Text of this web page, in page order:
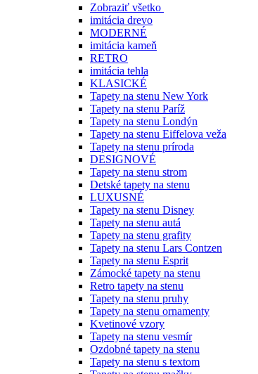
Zobraziť všetko
imitácia drevo
MODERNÉ
imitácia kameň
RETRO
imitácia tehla
KLASICKÉ
Tapety na stenu New York
Tapety na stenu Paríž
Tapety na stenu Londýn
Tapety na stenu Eiffelova veža
Tapety na stenu príroda
DESIGNOVÉ
Tapety na stenu strom
Detské tapety na stenu
LUXUSNÉ
Tapety na stenu Disney
Tapety na stenu autá
Tapety na stenu grafity
Tapety na stenu Lars Contzen
Tapety na stenu Esprit
Zámocké tapety na stenu
Retro tapety na stenu
Tapety na stenu pruhy
Tapety na stenu ornamenty
Kvetinové vzory
Tapety na stenu vesmír
Ozdobné tapety na stenu
Tapety na stenu s textom